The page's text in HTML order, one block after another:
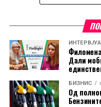
„Главното чувство кое
додека ја пишував
апсолутен максимум во
посочува Ангеловска.
ИНТЕРВЈУА
Дали
БИЗНИС
Од